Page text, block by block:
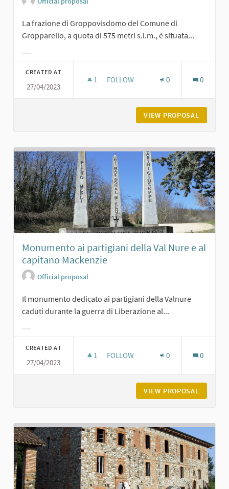
La frazione di Groppovisdomo del Comune di
Gropparello, a quota di 575 metri s.l.m., è situata...
CREATED AT
27/04/2023
1 1 FOLLOWER
FOLLOW 0 0
VIEW PROPOSAL
Monumento ai partigiani della Val Nure e al
capitano Mackenzie
Official proposal
Il monumento dedicato ai partigiani della Valnure
caduti durante la guerra di Liberazione al...
CREATED AT
27/04/2023
1 1 FOLLOWER
FOLLOW 0 0
VIEW PROPOSAL